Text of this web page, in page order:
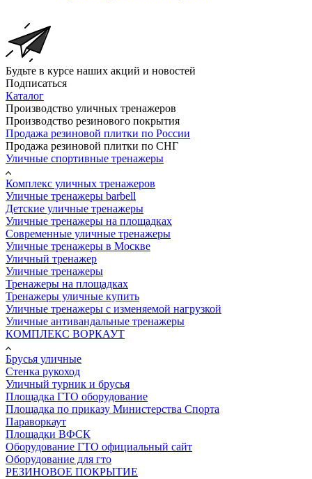
Будьте в курсе наших акций и новостей
Подписаться
Каталог
Производство уличных тренажеров
Производство резинового покрытия
Продажа резиновой плитки по России
Продажа резиновой плитки по СНГ
Уличные спортивные тренажеры
Комплекс уличных тренажеров
Уличные тренажеры barbell
Детские уличные тренажеры
Уличные тренажеры на площадках
Современные уличные тренажеры
Уличные тренажеры в Москве
Уличный тренажер
Уличные тренажеры
Тренажеры на площадках
Тренажеры уличные купить
Уличные тренажеры с изменяемой нагрузкой
Уличные антивандальные тренажеры
КОМПЛЕКС ВОРКАУТ
Брусья уличные
Стенка рукоход
Уличный турник и брусья
Площадка ГТО оборудование
Площадка по приказу Министерства Спорта
Параворкаут
Площадки ВФСК
Оборудование ГТО официальный сайт
Оборудование для гто
РЕЗИНОВОЕ ПОКРЫТИЕ